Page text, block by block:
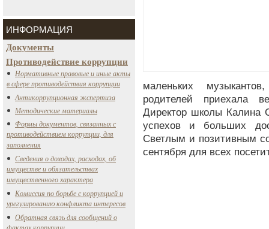
ИНФОРМАЦИЯ
Документы
Противодействие коррупции
Нормативные правовые и иные акты
в сфере противодействия коррупции
Антикоррупционная экспертиза
Методические материалы
Формы документов, связанных с
противодействием коррупции, для
заполнения
Сведения о доходах, расходах, об
имуществе и обязательствах
имущественного характера
Комиссия по борьбе с коррупцией и
урегулированию конфликта интересов
Обратная связь для сообщений о
маленьких
родителей приехала
Директор школы Калина
успехов и больших
Светлым и позитивным
сентября для всех